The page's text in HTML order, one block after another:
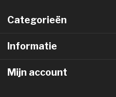
Categorieën
Informatie
Mijn account